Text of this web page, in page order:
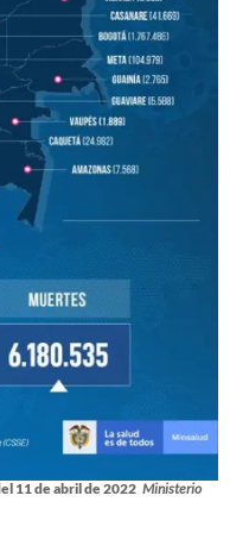
11 de abril de 2022 Ministerio